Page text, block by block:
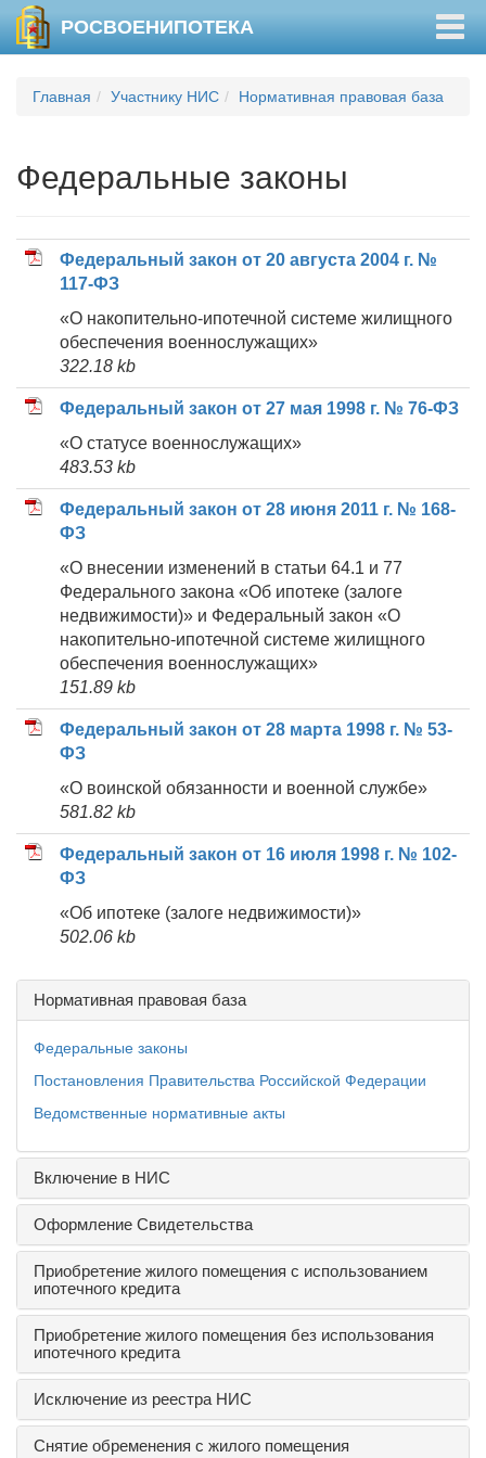
РОСВОЕНИПОТЕКА
Главная Участнику НИС Нормативная правовая база
Федеральные законы
Федеральный закон от 20 августа 2004 г. №
117-ФЗ
«О накопительно-ипотечной системе жилищного
обеспечения военнослужащих»
322.18 kb
Федеральный закон от 27 мая 1998 г. № 76-ФЗ
«О статусе военнослужащих»
483.53 kb
Федеральный закон от 28 июня 2011 г. № 168-
ФЗ
«О внесении изменений в статьи 64.1 и 77
Федерального закона «Об ипотеке (залоге
недвижимости)» и Федеральный закон «О
накопительно-ипотечной системе жилищного
обеспечения военнослужащих»
151.89 kb
Федеральный закон от 28 марта 1998 г. № 53-
ФЗ
«О воинской обязанности и военной службе»
581.82 kb
Федеральный закон от 16 июля 1998 г. № 102-
ФЗ
«Об ипотеке (залоге недвижимости)»
502.06 kb
Нормативная правовая база
Федеральные законы
Постановления Правительства Российской Федерации
Ведомственные нормативные акты
Включение в НИС
Оформление Свидетельства
Приобретение жилого помещения с использованием
ипотечного кредита
Приобретение жилого помещения без использования
ипотечного кредита
Исключение из реестра НИС
Снятие обременения с жилого помещения